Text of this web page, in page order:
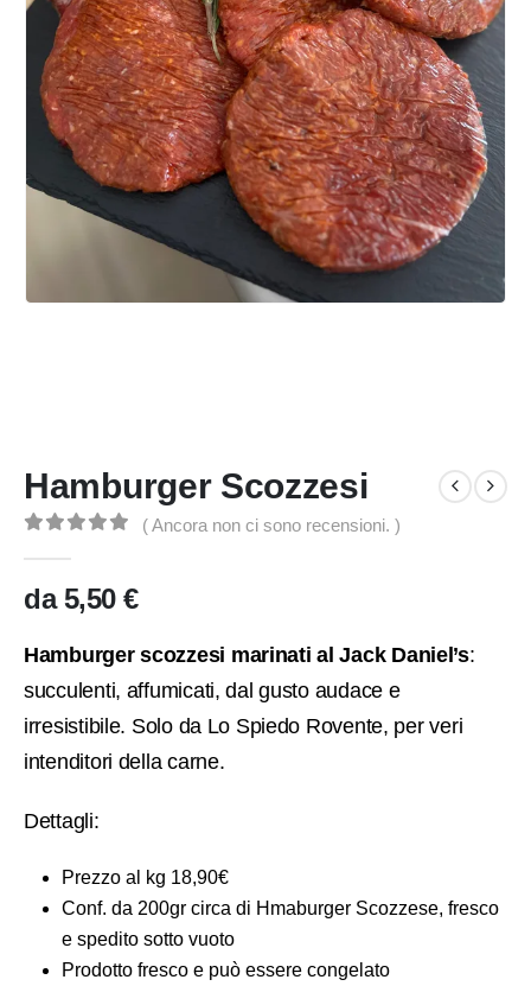
Hamburger Scozzesi
( Ancora non ci sono recensioni. )
da5,50€
Hamburger scozzesi marinati al Jack Daniel’s:
succulenti, affumicati, dal gusto audace e
irresistibile. Solo da Lo Spiedo Rovente, per veri
intenditori della carne.
Dettagli:
Prezzo al kg 18,90€
Conf. da 200gr circa di Hmaburger Scozzese, fresco
e spedito sotto vuoto
Prodotto fresco e può essere congelato